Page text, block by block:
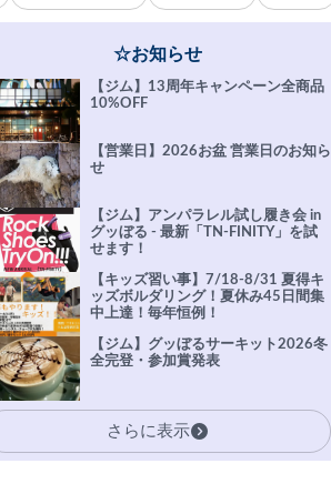
☆お知らせ
【ジム】13周年キャンペーン全商品
10%OFF
【営業日】2026お盆 営業日のお知ら
せ
【ジム】アンパラレル試し履き会 in
グッぼる - 最新「TN-FINITY」を試
せます！
【キッズ習い事】7/18-8/31 夏得キ
ッズボルダリング！夏休み45日間集
中上達！毎年恒例！
【ジム】グッぼるサーキット2026冬
全完登・参加賞発表
さらに表示